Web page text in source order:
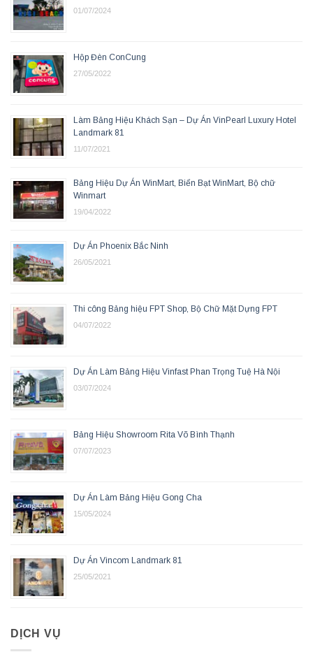
01/07/2024
Hộp Đèn ConCung
27/05/2022
Làm Bảng Hiệu Khách Sạn – Dự Án VinPearl Luxury Hotel
Landmark 81
11/07/2021
Bảng Hiệu Dự Án WinMart, Biển Bạt WinMart, Bộ chữ
Winmart
19/04/2022
Dự Án Phoenix Bắc Ninh
26/05/2021
Thi công Bảng hiệu FPT Shop, Bộ Chữ Mặt Dựng FPT
04/07/2022
Dự Án Làm Bảng Hiệu Vinfast Phan Trọng Tuệ Hà Nội
03/07/2024
Bảng Hiệu Showroom Rita Võ Bình Thạnh
07/07/2023
Dự Án Làm Bảng Hiệu Gong Cha
15/05/2024
Dự Án Vincom Landmark 81
25/05/2021
DỊCH VỤ